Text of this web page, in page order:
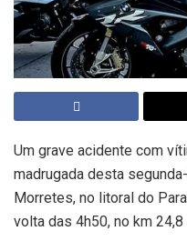
Um grave acidente com
madrugada desta
Morretes, no litoral do
volta das 4h50, no km